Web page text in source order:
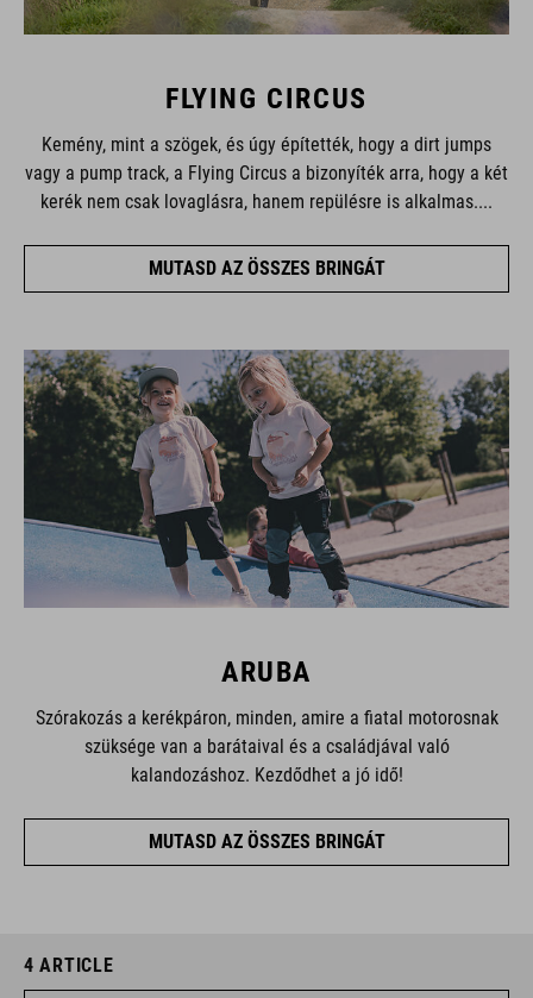
FLYING CIRCUS
Kemény, mint a szögek, és úgy építették, hogy a dirt jumps
vagy a pump track, a Flying Circus a bizonyíték arra, hogy a két
kerék nem csak lovaglásra, hanem repülésre is alkalmas....
MUTASD AZ ÖSSZES BRINGÁT
ARUBA
Szórakozás a kerékpáron, minden, amire a fiatal motorosnak
szüksége van a barátaival és a családjával való
kalandozáshoz. Kezdődhet a jó idő!
MUTASD AZ ÖSSZES BRINGÁT
4 ARTICLE